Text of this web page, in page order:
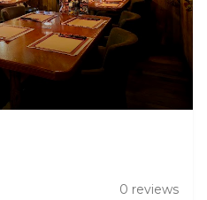
0 reviews